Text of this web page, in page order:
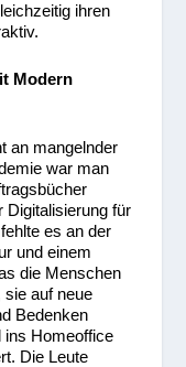
ihren
Modern
an mangelnder
war man
Digitalisierung für
es an der
und einem
die Menschen
sie auf neue
Bedenken
ins Homeoffice
Die Leute